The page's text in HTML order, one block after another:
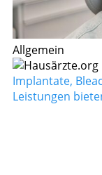
Allgemein
Implantate,
Leistungen